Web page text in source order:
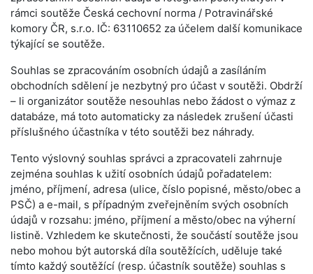
rámci soutěže Česká cechovní norma / Potravinářské
komory ČR, s.r.o. IČ: 63110652 za účelem další komunikace
týkající se soutěže.
Souhlas se zpracováním osobních údajů a zasíláním
obchodních sdělení je nezbytný pro účast v soutěži. Obdrží
– li organizátor soutěže nesouhlas nebo žádost o výmaz z
databáze, má toto automaticky za následek zrušení účasti
příslušného účastníka v této soutěži bez náhrady.
Tento výslovný souhlas správci a zpracovateli zahrnuje
zejména souhlas k užití osobních údajů pořadatelem:
jméno, příjmení, adresa (ulice, číslo popisné, město/obec a
PSČ) a e-mail, s případným zveřejněním svých osobních
údajů v rozsahu: jméno, příjmení a město/obec na výherní
listině. Vzhledem ke skutečnosti, že součástí soutěže jsou
nebo mohou být autorská díla soutěžících, uděluje také
tímto každý soutěžící (resp. účastník soutěže) souhlas s